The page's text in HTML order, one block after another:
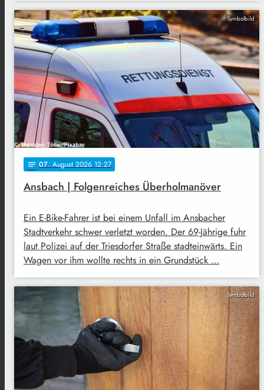
Symbolbild
notes 07. August 2026 12:27
Ansbach | Folgenreiches Überholmanöver
Ein E-Bike-Fahrer ist bei einem Unfall im Ansbacher
Stadtverkehr schwer verletzt worden. Der 69-Jährige fuhr
laut Polizei auf der Triesdorfer Straße stadteinwärts. Ein
Wagen vor ihm wollte rechts in ein Grundstück …
Symbolbild